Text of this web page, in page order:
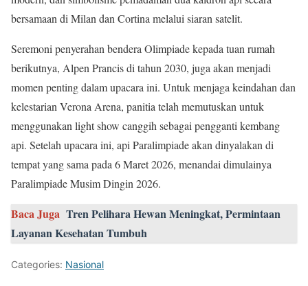
bersamaan di Milan dan Cortina melalui siaran satelit.
Seremoni penyerahan bendera Olimpiade kepada tuan rumah
berikutnya, Alpen Prancis di tahun 2030, juga akan menjadi
momen penting dalam upacara ini. Untuk menjaga keindahan dan
kelestarian Verona Arena, panitia telah memutuskan untuk
menggunakan light show canggih sebagai pengganti kembang
api. Setelah upacara ini, api Paralimpiade akan dinyalakan di
tempat yang sama pada 6 Maret 2026, menandai dimulainya
Paralimpiade Musim Dingin 2026.
Baca Juga Tren Pelihara Hewan Meningkat, Permintaan
Layanan Kesehatan Tumbuh
Categories: Nasional